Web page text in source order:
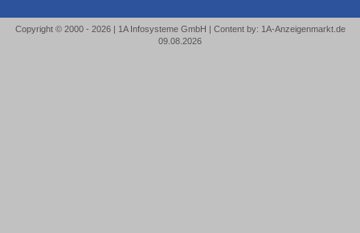
Copyright © 2000 - 2026 | 1A Infosysteme GmbH | Content by: 1A-Anzeigenmarkt.de
09.08.2026